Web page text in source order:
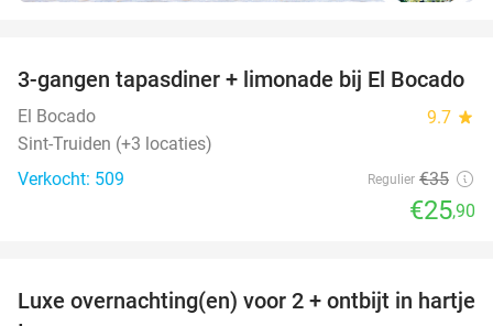
26%
3-gangen tapasdiner + limonade bij El Bocado
El Bocado 9.7 star
Sint-Truiden (+3 locaties)
Verkocht: 509
Regulier €35
€25,90
35%
Luxe overnachting(en) voor 2 + ontbijt in hartje